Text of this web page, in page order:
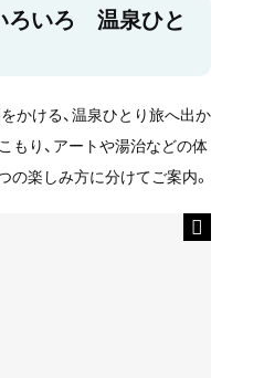
ろいろ 温泉ひと
かける、温泉ひとり旅へ出か
もり、アートや湯治などの体
の楽しみ方に分けてご案内。